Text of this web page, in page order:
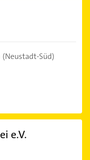
(Neustadt-Süd)
e.V.